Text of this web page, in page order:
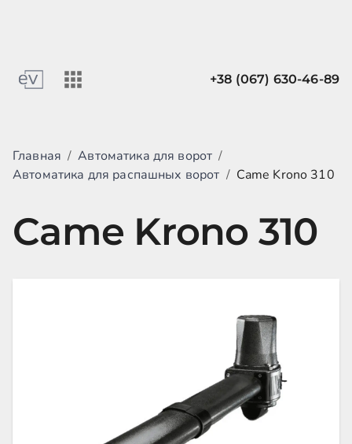
+38 (067) 630-46-89
Главная / Автоматика для ворот /
Автоматика для распашных ворот / Came Krono 310
Came Krono 310